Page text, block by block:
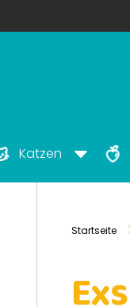
Katzen
Startseite